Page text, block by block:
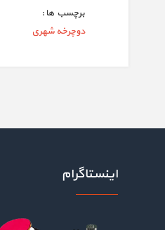
برچسب ها :
دوچرخه شهری
اینستاگرام